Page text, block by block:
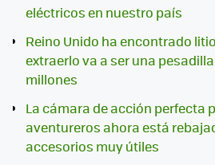
eléctricos en nuestro país
Reino Unido ha encontrado
extraerlo va a ser una
millones
La cámara de acción perfecta
aventureros ahora está
accesorios muy útiles